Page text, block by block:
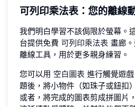
可列印乘法表：您的離線
我們明白學習不該侷限於螢幕。
台提供免費 可列印乘法表 畫廊
離線工具，用於更多親身練習。
您可以用 空白圖表 進行觸覺遊
題後，將小物件（如珠子或鈕扣
或者，將完成的圖表剪成拼圖片